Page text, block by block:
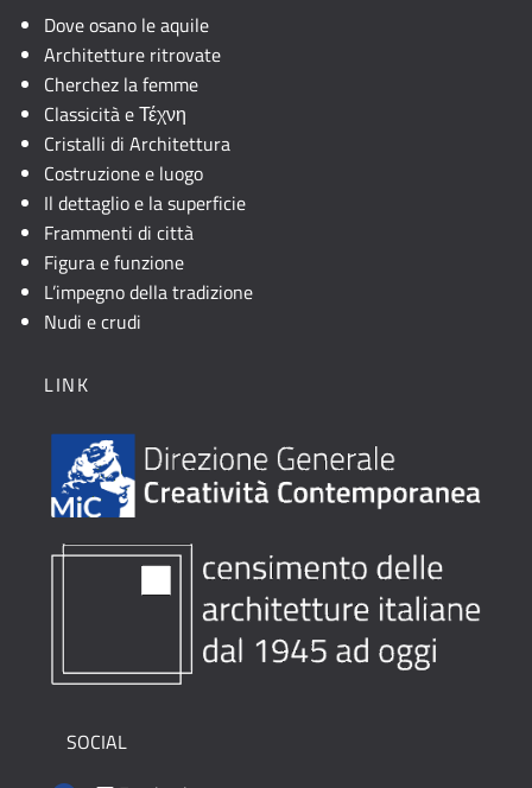
Dove osano le aquile
Architetture ritrovate
Cherchez la femme
Classicità e Τέχνη
Cristalli di Architettura
Costruzione e luogo
Il dettaglio e la superficie
Frammenti di città
Figura e funzione
L’impegno della tradizione
Nudi e crudi
LINK
SOCIAL